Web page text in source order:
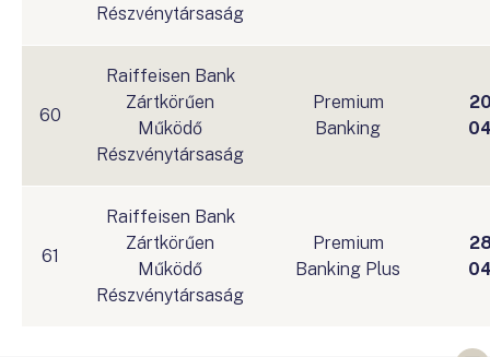
Részvénytársaság
60
Raiffeisen Bank
Zártkörűen
Működő
Részvénytársaság
Premium
Banking
61
Raiffeisen Bank
Zártkörűen
Működő
Részvénytársaság
Premium
Banking Plus